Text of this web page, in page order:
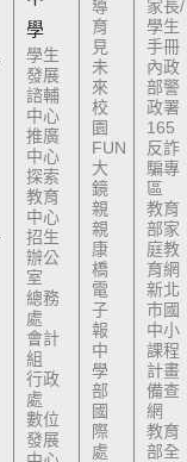
學
學生
發展
諮輔
中心
推廣
中心
探索
教育
中心
招生
辦公
室
總務
處
會計
組
行政
處
數位
發展
導
育
見
未
來
校
園
FUN
大
鏡
親
親
康
橋
電
子
報
中
學
部
國
際
處
家長/
學生
手冊
內政
部警
政署
165
反詐
騙專
區
教育
部家
庭教
育網
新北
市國
中小
課程
計畫
備查
網
教育
部全